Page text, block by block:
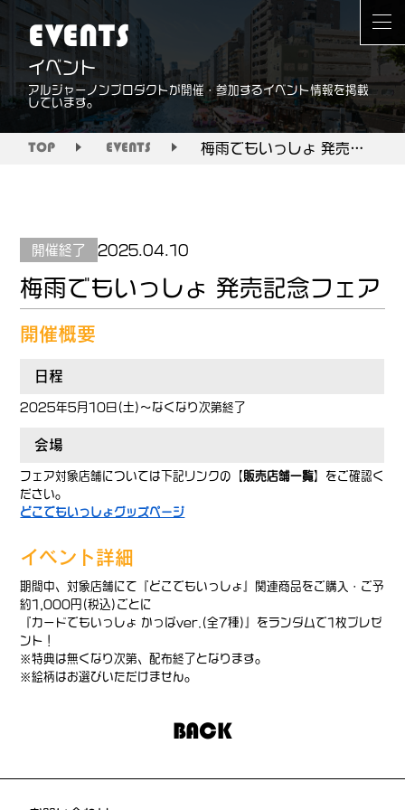
EVENTS
イベント
アルジャーノンプロダクトが開催・参加するイベント情報を掲載
しています。
TOP EVENTS 梅雨でもいっしょ 発売記念フェア
開催終了 2025.04.10
梅雨でもいっしょ 発売記念フェア
開催概要
日程
2025年5月10日(土)～なくなり次第終了
会場
フェア対象店舗については下記リンクの【販売店舗一覧】をご確認く
ださい。
どこでもいっしょグッズページ
イベント詳細
期間中、対象店舗にて『どこでもいっしょ』関連商品をご購入・ご予
約1,000円(税込)ごとに
『カードでもいっしょ かっぱver.(全7種)』をランダムで1枚プレゼ
ント！
※特典は無くなり次第、配布終了となります。
※絵柄はお選びいただけません。
BACK